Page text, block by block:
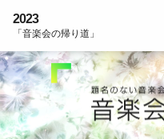
2023
「音楽会の帰り道」